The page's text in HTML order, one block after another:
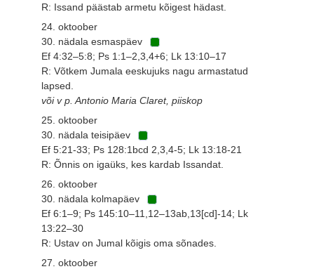
R: Issand päästab armetu kõigest hädast.
24. oktoober
30. nädala esmaspäev
Ef 4:32–5:8; Ps 1:1–2,3,4+6; Lk 13:10–17
R: Võtkem Jumala eeskujuks nagu armastatud
lapsed.
või v p. Antonio Maria Claret, piiskop
25. oktoober
30. nädala teisipäev
Ef 5:21-33; Ps 128:1bcd 2,3,4-5; Lk 13:18-21
R: Õnnis on igaüks, kes kardab Issandat.
26. oktoober
30. nädala kolmapäev
Ef 6:1–9; Ps 145:10–11,12–13ab,13[cd]-14; Lk
13:22–30
R: Ustav on Jumal kõigis oma sõnades.
27. oktoober